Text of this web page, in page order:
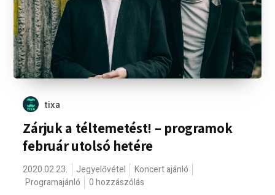
tixa
Zárjuk a téltemetést! – programok
február utolsó hetére
2020.02.23. Jegyelővétel
Koncert ajánló
Programajánló
0 hozzászólás